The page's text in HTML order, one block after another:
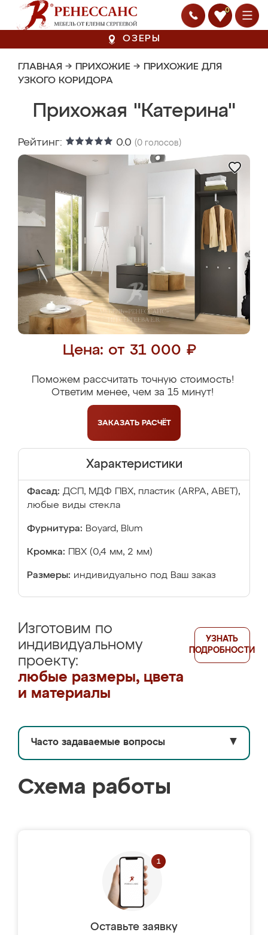
0
ОЗЕРЫ
ГЛАВНАЯ → ПРИХОЖИЕ → ПРИХОЖИЕ ДЛЯ
УЗКОГО КОРИДОРА
Прихожая "Катерина"
Рейтинг: 0.0 (0 голосов)
Цена: от 31 000 ₽
Поможем рассчитать точную стоимость!
Ответим менее, чем за 15 минут!
ЗАКАЗАТЬ РАСЧЁТ
Характеристики
Фасад: ДСП, МДФ ПВХ, пластик (ARPA, ABET),
любые виды стекла
Фурнитура: Boyard, Blum
Кромка: ПВХ (0,4 мм, 2 мм)
Размеры: индивидуально под Ваш заказ
Изготовим по
индивидуальному
проекту:
любые размеры, цвета
и материалы
УЗНАТЬ
ПОДРОБНОСТИ
Часто задаваемые вопросы ▼
Схема работы
Оставьте заявку